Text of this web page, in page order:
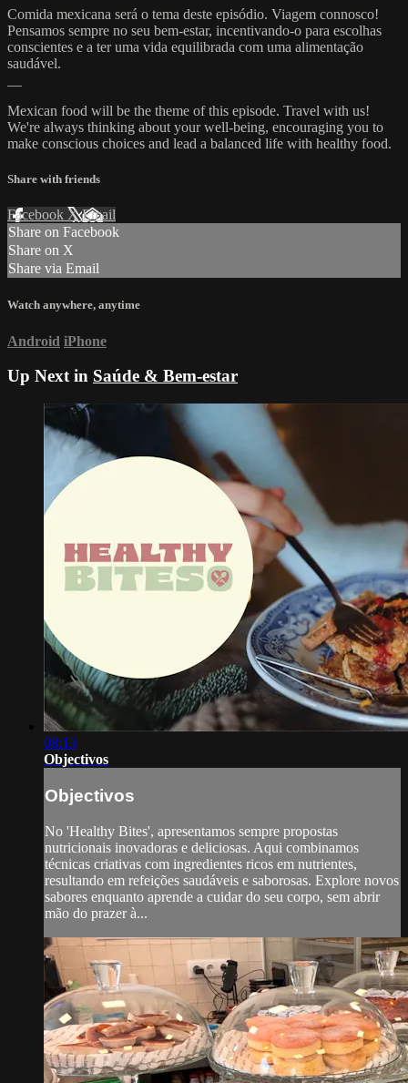
Comida mexicana será o tema deste episódio. Viagem connosco!
Pensamos sempre no seu bem-estar, incentivando-o para escolhas
conscientes e a ter uma vida equilibrada com uma alimentação
saudável.
Mexican food will be the theme of this episode. Travel with us!
We're always thinking about your well-being, encouraging you to
make conscious choices and lead a balanced life with healthy food.
Share with friends
Facebook XEmail
Share on Facebook
Share on X
Share via Email
Watch anywhere, anytime
Android iPhone
Up Next in Saúde & Bem-estar
08:13
Objectivos
Objectivos
No 'Healthy Bites', apresentamos sempre propostas
nutricionais inovadoras e deliciosas. Aqui combinamos
técnicas criativas com ingredientes ricos em nutrientes,
resultando em refeições saudáveis e saborosas. Explore novos
sabores enquanto aprende a cuidar do seu corpo, sem abrir
mão do prazer à...